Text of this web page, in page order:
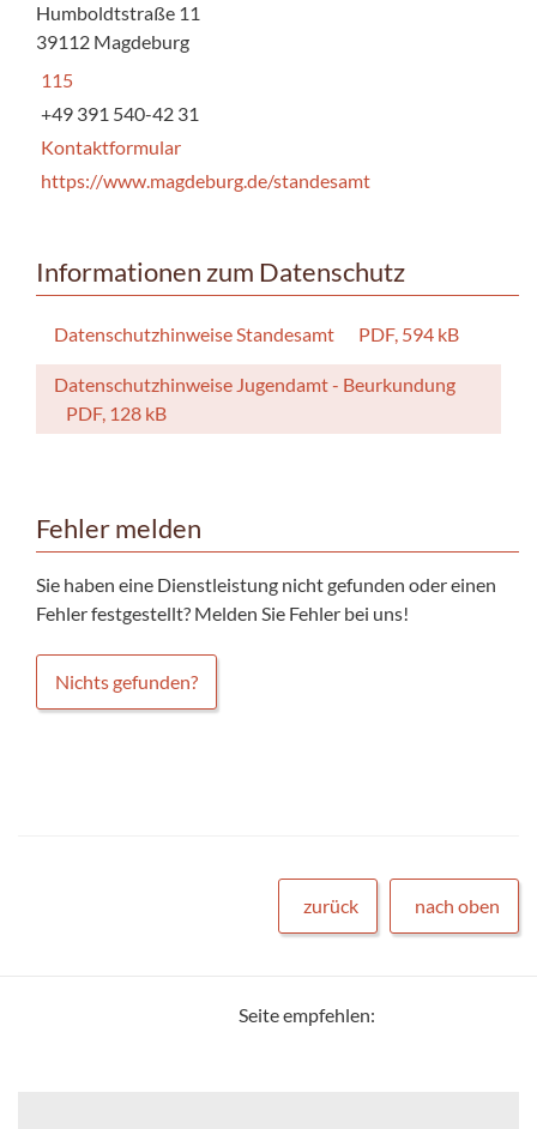
Humboldtstraße 11
39112 Magdeburg
115
+49 391 540-42 31
Kontaktformular
https://www.magdeburg.de/standesamt
Informationen zum Datenschutz
Datenschutzhinweise Standesamt PDF, 594 kB
Datenschutzhinweise Jugendamt - Beurkundung
PDF, 128 kB
Fehler melden
Sie haben eine Dienstleistung nicht gefunden oder einen
Fehler festgestellt? Melden Sie Fehler bei uns!
Nichts gefunden?
zurück nach oben
Seite empfehlen: